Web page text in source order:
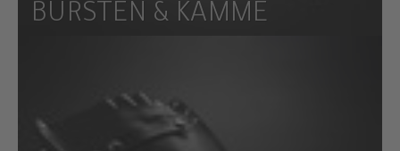
BÜRSTEN & KÄMME